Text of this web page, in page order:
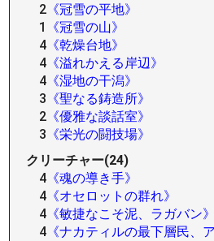
2 《冠雪の平地》
1
《冠雪の山》
4 《乾燥台地》
4 《溢れかえる岸辺》
4 《湿地の干潟》
3 《聖なる鋳造所》
2 《優雅な談話室》
3 《栄光の闘技場》
クリーチャー(24)
4 《魂の導き手》
4 《オセロットの群れ》
4 《敏捷なこそ泥、ラガバン》
4 《ナカティルの最下層民、